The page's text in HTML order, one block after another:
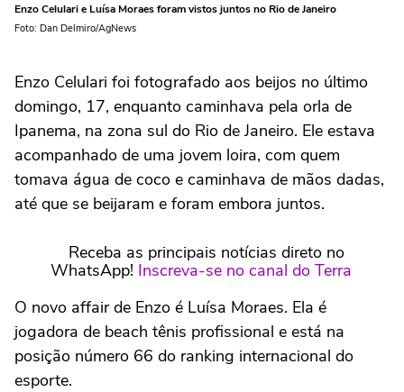
Enzo Celulari e Luísa Moraes foram vistos juntos no Rio de Janeiro
Foto: Dan Delmiro/AgNews
Enzo Celulari foi fotografado aos beijos no último
domingo, 17, enquanto caminhava pela orla de
Ipanema, na zona sul do Rio de Janeiro. Ele estava
acompanhado de uma jovem loira, com quem
tomava água de coco e caminhava de mãos dadas,
até que se beijaram e foram embora juntos.
Receba as principais notícias direto no
WhatsApp! Inscreva-se no canal do Terra
O novo affair de Enzo é Luísa Moraes. Ela é
jogadora de beach tênis profissional e está na
posição número 66 do ranking internacional do
esporte.